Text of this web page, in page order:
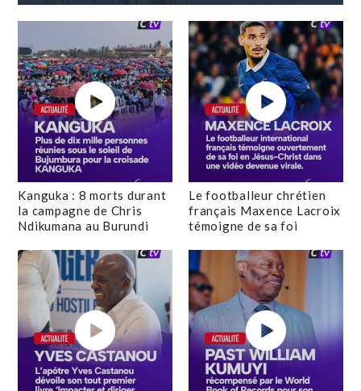
Kanguka : 8 morts durant
la campagne de Chris
Ndikumana au Burundi
Le footballeur chrétien
français Maxence Lacroix
témoigne de sa foi